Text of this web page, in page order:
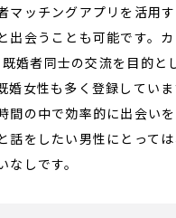
マッチングアプリを活用
出会うことも可能です。
既婚者同士の交流を目的と
婚女性も多く登録してい
間の中で効率的に出会い
話をしたい男性にとって
なしです。